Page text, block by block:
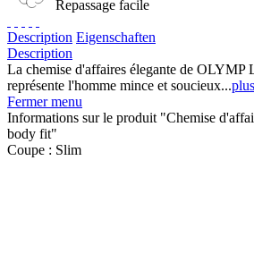
Repassage facile
Description Eigenschaften
Description
La chemise d'affaires élegante de OLYMP
représente l'homme mince et soucieux...plus
Fermer menu
Informations sur le produit "Chemise
body fit"
Coupe : Slim